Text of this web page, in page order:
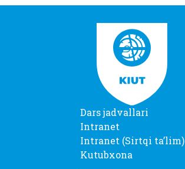
Dars jadvallari
Intranet
Intranet (Sirtqi taʼlim)
Kutubxona